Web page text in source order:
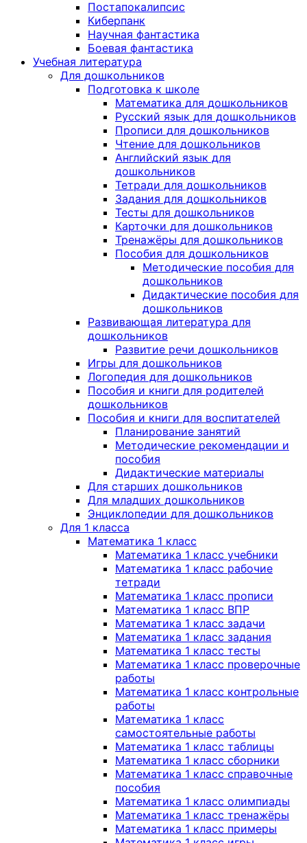
Постапокалипсис
Киберпанк
Научная фантастика
Боевая фантастика
Учебная литература
Для дошкольников
Подготовка к школе
Математика для дошкольников
Русский язык для дошкольников
Прописи для дошкольников
Чтение для дошкольников
Английский язык для
дошкольников
Тетради для дошкольников
Задания для дошкольников
Тесты для дошкольников
Карточки для дошкольников
Тренажёры для дошкольников
Пособия для дошкольников
Методические пособия для
дошкольников
Дидактические пособия для
дошкольников
Развивающая литература для
дошкольников
Развитие речи дошкольников
Игры для дошкольников
Логопедия для дошкольников
Пособия и книги для родителей
дошкольников
Пособия и книги для воспитателей
Планирование занятий
Методические рекомендации и
пособия
Дидактические материалы
Для старших дошкольников
Для младших дошкольников
Энциклопедии для дошкольников
Для 1 класса
Математика 1 класс
Математика 1 класс учебники
Математика 1 класс рабочие
тетради
Математика 1 класс прописи
Математика 1 класс ВПР
Математика 1 класс задачи
Математика 1 класс задания
Математика 1 класс тесты
Математика 1 класс проверочные
работы
Математика 1 класс контрольные
работы
Математика 1 класс
самостоятельные работы
Математика 1 класс таблицы
Математика 1 класс сборники
Математика 1 класс справочные
пособия
Математика 1 класс олимпиады
Математика 1 класс тренажёры
Математика 1 класс примеры